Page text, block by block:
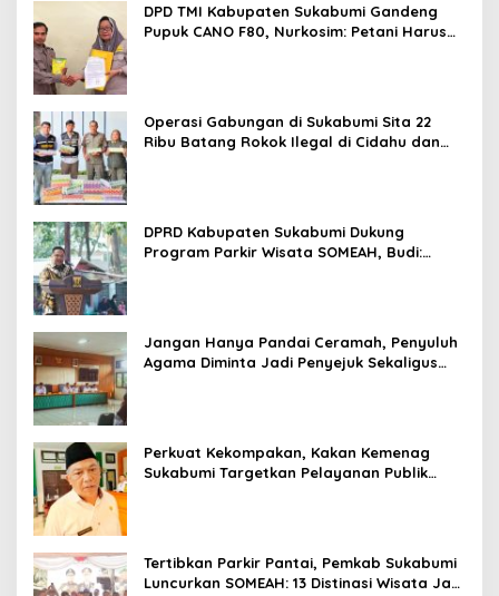
DPD TMI Kabupaten Sukabumi Gandeng
Pupuk CANO F80, Nurkosim: Petani Harus
Operasi Gabungan di Sukabumi Sita 22
Ribu Batang Rokok Ilegal di Cidahu dan
DPRD Kabupaten Sukabumi Dukung
Program Parkir Wisata SOMEAH, Budi:
Jangan Hanya Pandai Ceramah, Penyuluh
Agama Diminta Jadi Penyejuk Sekaligus
Perkuat Kekompakan, Kakan Kemenag
Sukabumi Targetkan Pelayanan Publik
Tertibkan Parkir Pantai, Pemkab Sukabumi
Luncurkan SOMEAH: 13 Distinasi Wisata Jadi